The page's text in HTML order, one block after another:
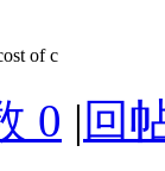
of c
0 | 回